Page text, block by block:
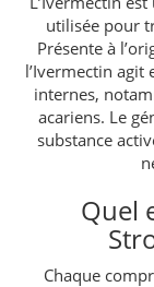
utilisée pour
Présente à
l’Ivermectin
internes,
acariens. Le
substance
Quel
Chaque